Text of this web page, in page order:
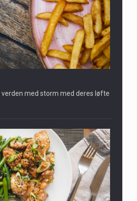
med storm med deres løfte